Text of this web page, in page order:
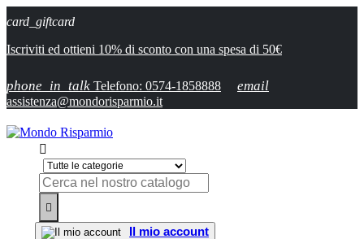
card_giftcard
Iscriviti ed ottieni 10% di sconto con una spesa di 50€
phone_in_talk Telefono: 0574-1858888 email
assistenza@mondorisparmio.it


Il mio account